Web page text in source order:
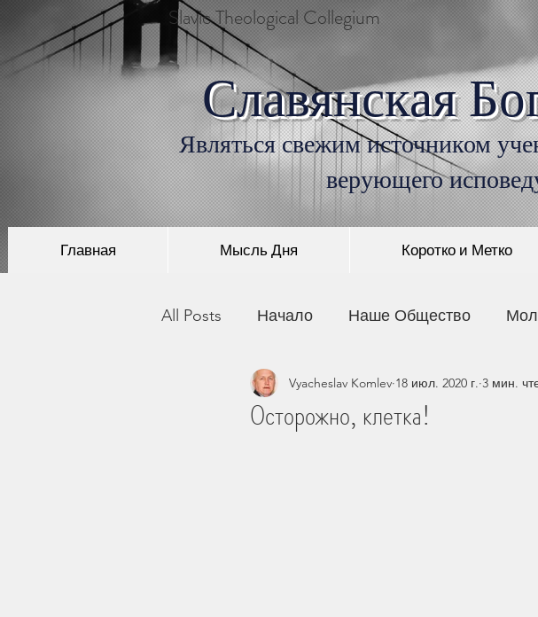
Slavic Theological Collegium
Славянская
Являться свежим источником
верующего
Главная Мысль Дня Коротко и Метко
All Posts Начало Наше Общество
История Христианства Монашество
Осторожно, клетка!
Vyacheslav Komlev 18 июл. 2020 г. 3 мин.